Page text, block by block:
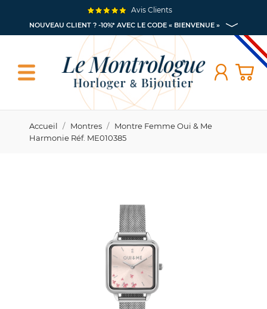
NOUVEAU CLIENT ? -10%* AVEC LE CODE « BIENVENUE »
Avis Clients
Accueil Montres
Montre Femme Oui & Me
Harmonie Réf. ME010385